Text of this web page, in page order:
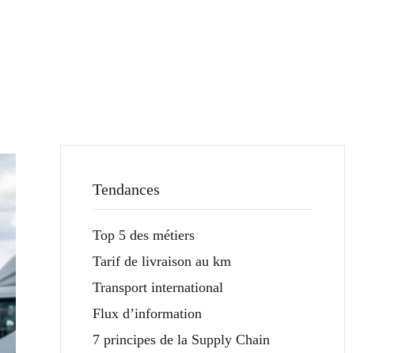
Tendances
Top 5 des métiers
Tarif de livraison au km
Transport international
Flux d’information
7 principes de la Supply Chain